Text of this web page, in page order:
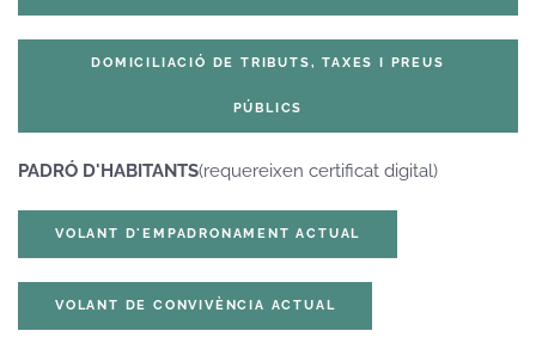
DOMICILIACIÓ DE TRIBUTS, TAXES I PREUS
PÚBLICS
PADRÓ D'HABITANTS(requereixen certificat digital)
VOLANT D'EMPADRONAMENT ACTUAL
VOLANT DE CONVIVÈNCIA ACTUAL